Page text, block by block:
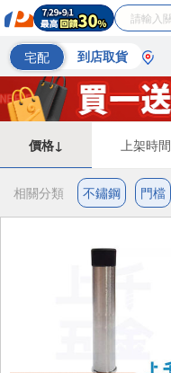
宅配 到店取貨
價格↓ 上架時間
相關分類 不鏽鋼 門檔